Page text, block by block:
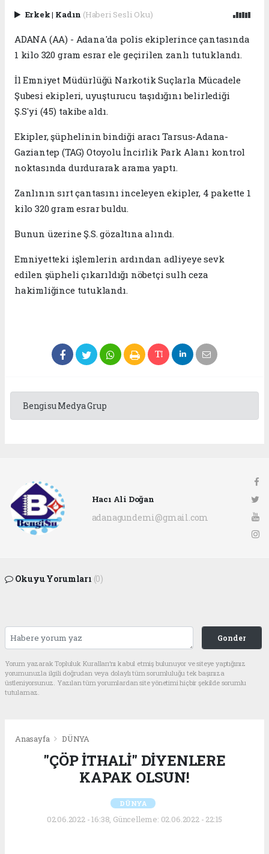
Erkek| Kadın (Haberi Sesli Oku)
ADANA (AA) - Adana'da polis ekiplerince çantasında
1 kilo 320 gram esrar ele geçirilen zanlı tutuklandı.
İl Emniyet Müdürlüğü Narkotik Suçlarla Mücadele
Şubesi ekipleri, uyuşturucu taşıdığını belirlediği
Ş.S'yi (45) takibe aldı.
Ekipler, şüphelinin bindiği aracı Tarsus-Adana-
Gaziantep (TAG) Otoyolu İncirlik Park Alanı kontrol
noktasında durdurarak arama yaptı.
Zanlının sırt çantasını inceleyen ekipler, 4 pakette 1
kilo 320 gram esrar buldu.
Bunun üzerine Ş.S. gözaltına alındı.
Emniyetteki işlemlerin ardından adliyeye sevk
edilen şüpheli çıkarıldığı nöbetçi sulh ceza
hakimliğince tutuklandı.
Bengisu Medya Grup
Hacı Ali Doğan
adanagundemi@gmail.com
Okuyu Yorumları (0)
Gonder
Yorum yazarak Topluluk Kuralları’nı kabul etmiş bulunuyor ve siteye yaptığınız
yorumunuzla ilgili doğrudan veya dolaylı tüm sorumluluğu tek başınıza
üstleniyorsunuz. Yazılan tüm yorumlardan site yönetimi hiçbir şekilde sorumlu
tutulamaz.
Anasayfa DÜNYA
"ÇÖP İTHALİ" DİYENLERE
KAPAK OLSUN!
DÜNYA
02.06.2022 - 16:38, Güncelleme: 02.06.2022 - 22:15